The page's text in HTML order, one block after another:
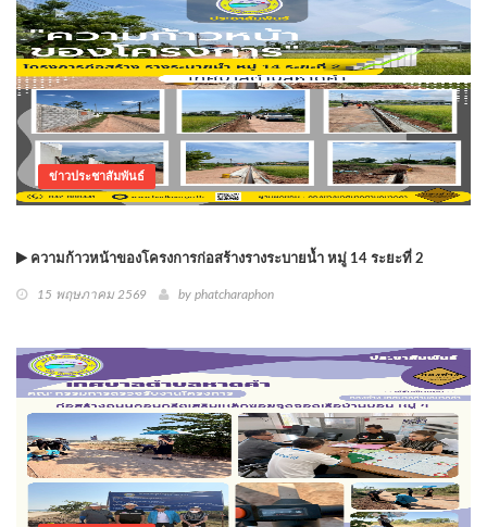
ข่าวประชาสัมพันธ์
ความก้าวหน้าของโครงการก่อสร้างรางระบายน้ำ หมู่ 14 ระยะที่ 2
15 พฤษภาคม 2569 by phatcharaphon